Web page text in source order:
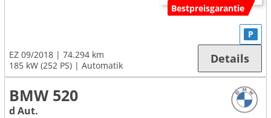
Bestpreisgarantie
EZ 09/2018
74.294 km
185 kW (252 PS)
Automatik
P
Details
BMW 520
d Aut.